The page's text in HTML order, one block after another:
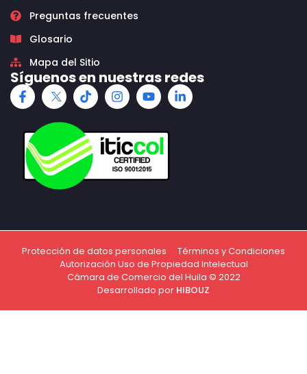
Preguntas frecuentes
Glosario
Mapa del Sitio
Síguenos en nuestras redes
Protección de datos personales
Términos y Condiciones
Autorización Uso de Propiedad Intelectual
Cámara de Comercio del Huila © 2022
Desarrollado por HIBOUZ